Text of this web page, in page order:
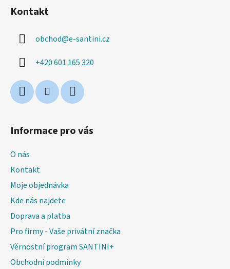
Kontakt
obchod@e-santini.cz
+420 601 165 320
Informace pro vás
O nás
Kontakt
Moje objednávka
Kde nás najdete
Doprava a platba
Pro firmy - Vaše privátní značka
Věrnostní program SANTINI+
Obchodní podmínky